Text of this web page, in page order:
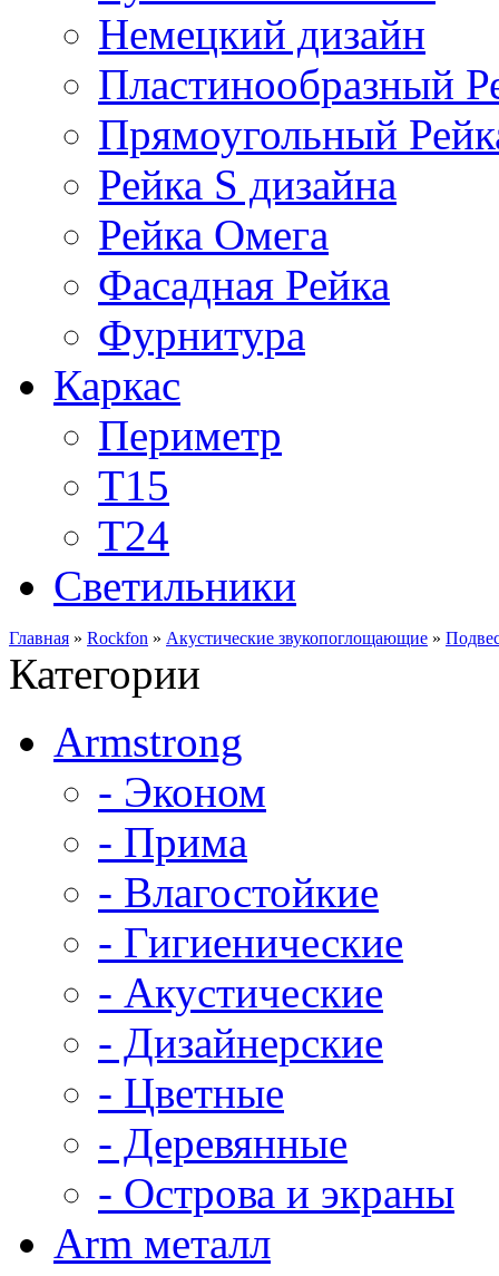
Немецкий дизайн
Пластинообразный
Прямоугольный
Рейка S дизайна
Рейка Омега
Фасадная Рейка
Фурнитура
Каркас
Периметр
Т15
Т24
Светильники
Главная » Rockfon » Акустические звукопоглощающие »
Категории
Armstrong
- Эконом
- Прима
- Влагостойкие
- Гигиенические
- Акустические
- Дизайнерские
- Цветные
- Деревянные
- Острова и экраны
Arm металл